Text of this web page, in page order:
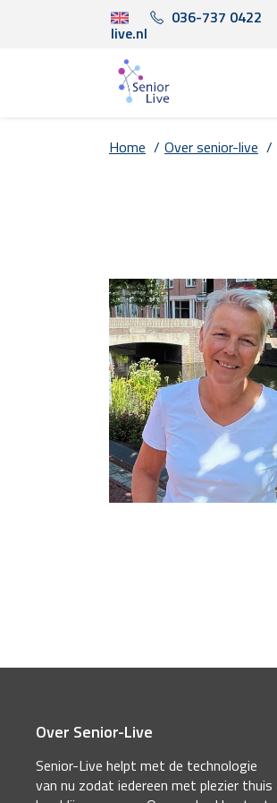
036-737 0422
live.nl
Home / Over senior-live /
Over Senior-Live
Senior-Live helpt met de technologie
van nu zodat iedereen met plezier thuis